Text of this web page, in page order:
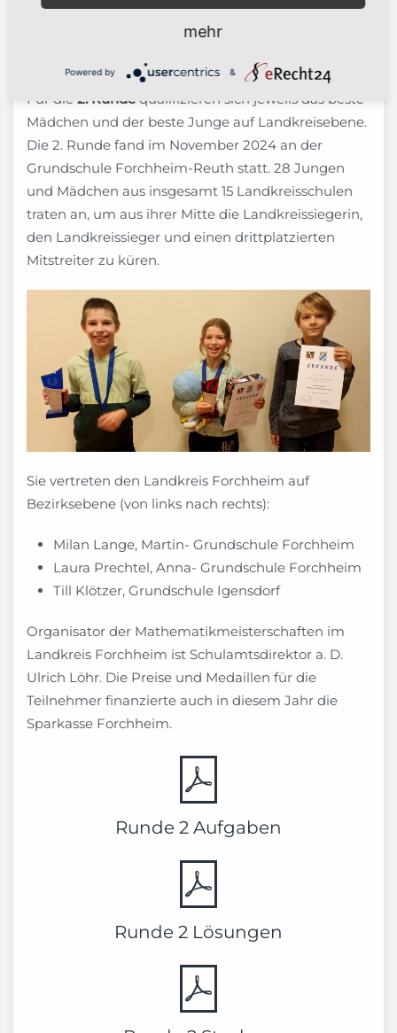
Für die 2. Runde qualifizieren sich jeweils das beste
Mädchen und der beste Junge auf Landkreisebene.
Die 2. Runde fand im November 2024 an der
Grundschule Forchheim-Reuth statt. 28 Jungen
und Mädchen aus insgesamt 15 Landkreisschulen
traten an, um aus ihrer Mitte die Landkreissiegerin,
den Landkreissieger und einen drittplatzierten
Mitstreiter zu küren.
Sie vertreten den Landkreis Forchheim auf
Bezirksebene (von links nach rechts):
Milan Lange, Martin- Grundschule Forchheim
Laura Prechtel, Anna- Grundschule Forchheim
Till Klötzer, Grundschule Igensdorf
Organisator der Mathematikmeisterschaften im
Landkreis Forchheim ist Schulamtsdirektor a. D.
Ulrich Löhr. Die Preise und Medaillen für die
Teilnehmer finanzierte auch in diesem Jahr die
Sparkasse Forchheim.
Runde 2 Aufgaben
Runde 2 Lösungen
mehr
Powered by &